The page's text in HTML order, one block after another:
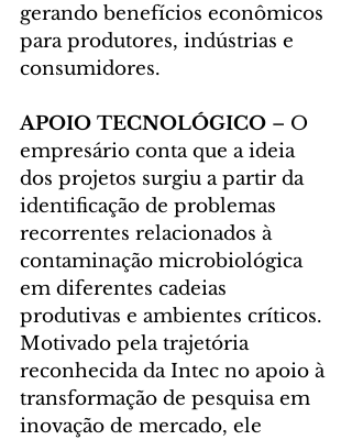
gerando benefícios econômicos
para produtores, indústrias e
consumidores.
APOIO TECNOLÓGICO – O
empresário conta que a ideia
dos projetos surgiu a partir da
identificação de problemas
recorrentes relacionados à
contaminação microbiológica
em diferentes cadeias
produtivas e ambientes críticos.
Motivado pela trajetória
reconhecida da Intec no apoio à
transformação de pesquisa em
inovação de mercado, ele